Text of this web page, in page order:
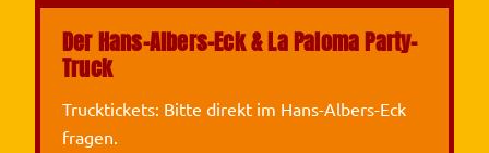
Der Hans-Albers-Eck & La Paloma Party-
Truck
Trucktickets: Bitte direkt im Hans-Albers-Eck
fragen.